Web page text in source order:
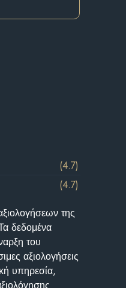
(4.7)
(4.7)
της
δεδομένα
του
αξιολογήσεις
υπηρεσία,